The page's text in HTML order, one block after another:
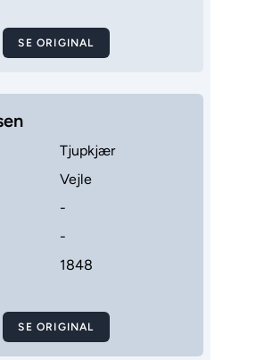
SE ORIGINAL
Tjupkjær
Vejle
-
-
1848
SE ORIGINAL